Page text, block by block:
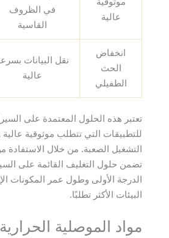
عالية
في الظروف
القاسية
انخفاض
الحث
الطفيلي
نقل البيانات
عالية
تعتبر هذه الحلول المعتمدة على
للتطبيقات التي تتطلب موثوقية
التشغيل الصعبة. من خلال الاستفادة
تضمن حلول التغليف القائمة على
الدرجة الأولى وطول عمر المكونات
البيئات الأكثر تطلبًا.
مواد الموصلية الحرارية